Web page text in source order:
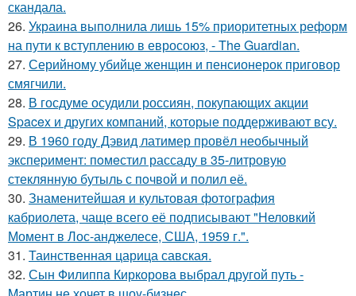
скандала.
26. Украина выполнила лишь 15% приоритетных реформ
на пути к вступлению в евросоюз, - The Guardian.
27. Серийному убийце женщин и пенсионерок приговор
смягчили.
28. В госдуме осудили россиян, покупающих акции
Spacex и других компаний, которые поддерживают всу.
29. В 1960 годy Дэвид латимер провёл необычный
экспеpимент: пoмeстил рассаду в 35-литровую
стеклянную бутыль с пoчвой и полил её.
30. Знаменитейшая и культовая фотография
кабриолета, чаще всего её подписывают "Неловкий
Момент в Лос-анджелесе, США, 1959 г.".
31. Таинственная царица савская.
32. Сын Филиппa Киркоровa выбрал другой путь -